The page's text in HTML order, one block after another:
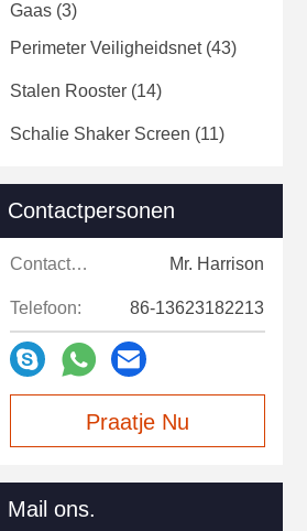
Gaas (3)
Perimeter Veiligheidsnet(43)
Stalen Rooster (14)
Schalie Shaker Screen (11)
Contactpersonen
Contactpersonen: Mr. Harrison
Telefoon: 86-13623182213
Praatje Nu
Mail ons.